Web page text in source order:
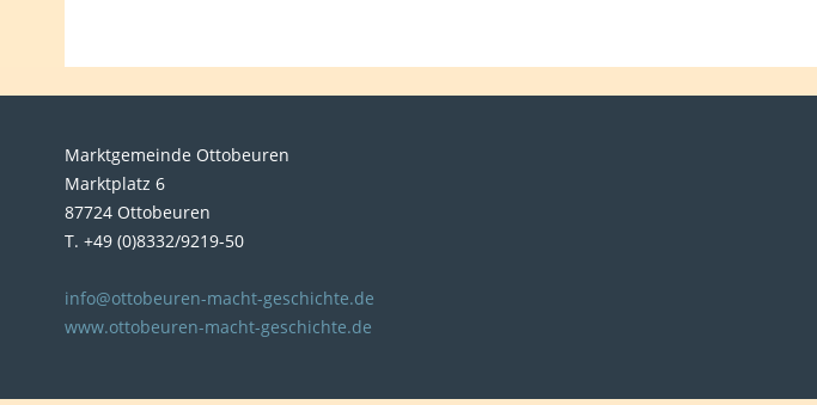
Marktgemeinde Ottobeuren
Marktplatz 6
87724 Ottobeuren
T. +49 (0)8332/9219-50
info@ottobeuren-macht-geschichte.de
www.ottobeuren-macht-geschichte.de